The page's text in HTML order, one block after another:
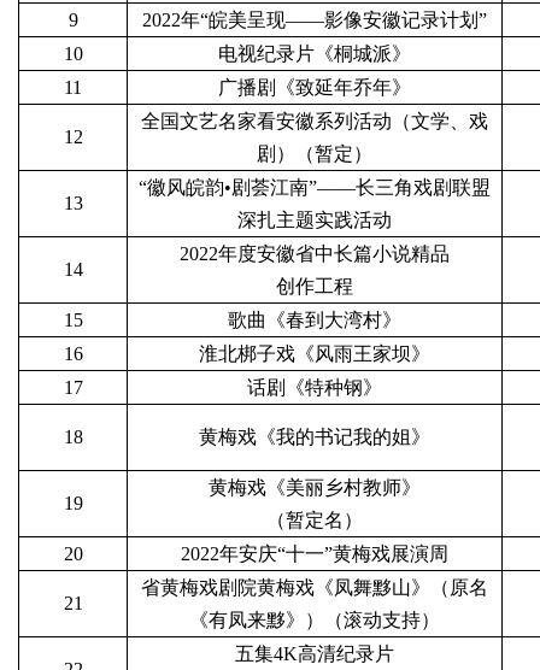
9
2022年“皖美呈现——影像安徽记录计划”
10
电视纪录片《桐城派》
11
广播剧《致延年乔年》
12
全国文艺名家看安徽系列活动（文学、戏
剧）（暂定）
13
“徽风皖韵•剧荟江南”——长三角戏剧联盟
深扎主题实践活动
14
2022年度安徽省中长篇小说精品
创作工程
15
歌曲《春到大湾村》
16
淮北梆子戏《风雨王家坝》
17
话剧《特种钢》
18 黄梅戏《我的书记我的姐》
19
黄梅戏《美丽乡村教师》
（暂定名）
20
2022年安庆“十一”黄梅戏展演周
21
省黄梅戏剧院黄梅戏《凤舞黟山》（原名
《有凤来黟》）（滚动支持）
五集4K高清纪录片